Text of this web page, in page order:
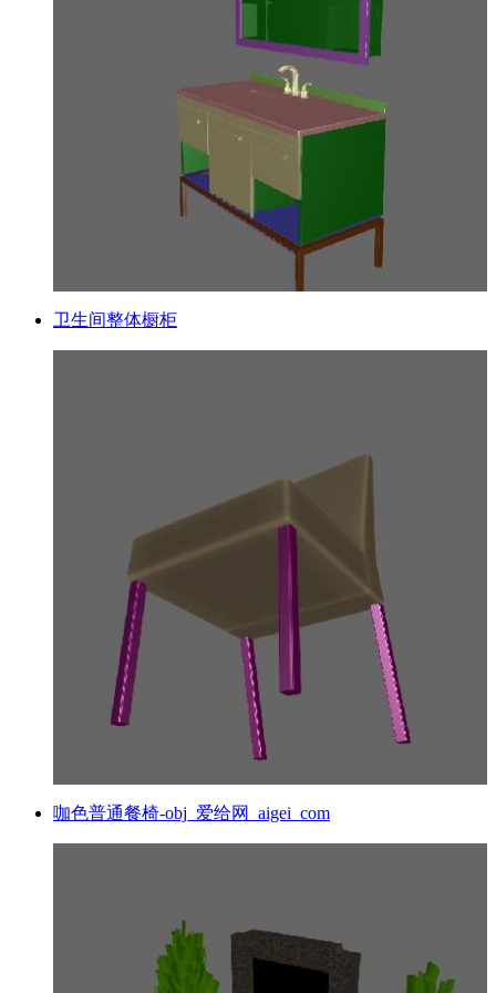
卫生间整体橱柜
咖色普通餐椅-obj_爱给网_aigei_com